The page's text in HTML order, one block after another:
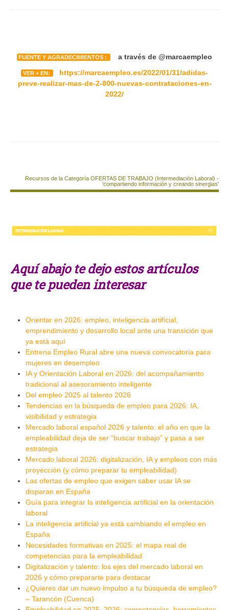
FUENTE Y AGRADECIMIENTOS : a través de @marcaempleo
VER + EN:
https://marcaempleo.es/2022/01/31/adidas-
preve-realizar-mas-de-2-800-nuevas-contrataciones-en-
2022/
Recursos de la Categoría OFERTAS DE TRABAJO (Intermediación Laboral) -
'compartiendo información y creando sinergias'
Aquí abajo te dejo estos artículos
que te pueden interesar
Orientar en 2026: empleo, inteligencia artificial,
emprendimiento y desarrollo local ante una transición que
ya está aquí
Entrena Empleo Rural abre una nueva convocatoria para
mujeres en desempleo
IA y Orientación Laboral en 2026: del acompañamiento
tradicional al asesoramiento inteligente
Del empleo 2025 al talento 2026
Tendencias en la búsqueda de empleo para 2026: IA,
visibilidad y estrategia
Mercado laboral español 2026 y talento: el año en que la
empleabilidad deja de ser “buscar trabajo” y pasa a ser
estrategia
Mercado laboral 2026: digitalización, IA y empleos con más
proyección (y cómo preparar tu empleabilidad)
Las ofertas de empleo que exigen saber usar IA se
disparan en España
Guía para integrar la inteligencia artificial en la orientación
laboral
La inteligencia artificial ya está cambiando el empleo en
España
Necesidades formativas en 2025: el mapa real de
competencias para la empleabilidad
Digitalización y talento: los ejes del mercado laboral en
2026 y cómo prepararte para destacar
¿Quieres dar un nuevo impulso a tu búsqueda de empleo?
– Tarancón (Cuenca)